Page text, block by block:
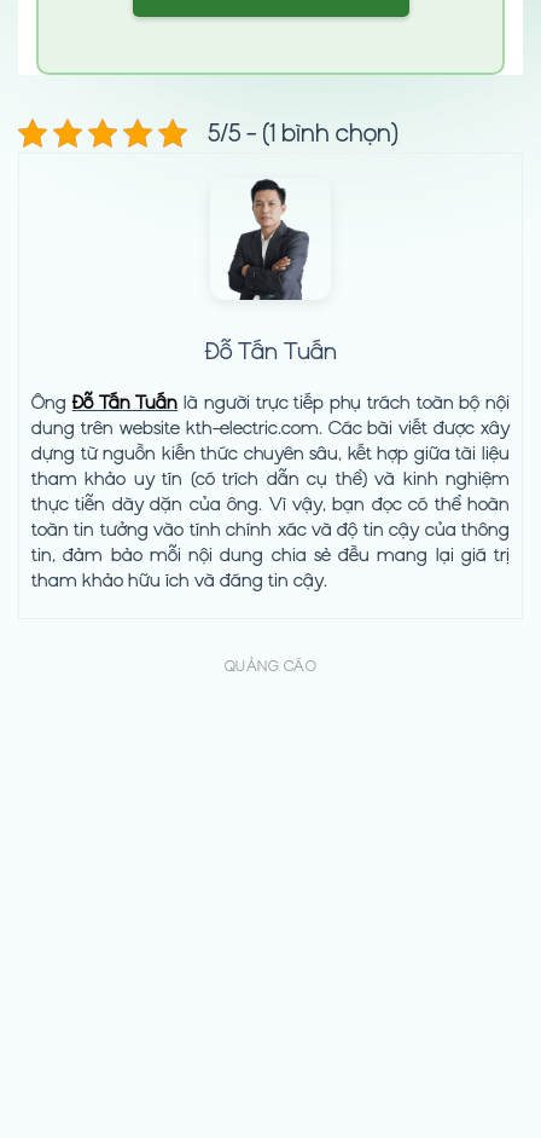
5/5 - (1 bình chọn)
Đỗ Tấn Tuấn
ÔngĐỗ Tấn Tuấn là người trực tiếp phụ trách toàn bộ nội
dung trên website kth-electric.com. Các bài viết được xây
dựng từ nguồn kiến thức chuyên sâu, kết hợp giữa tài liệu
tham khảo uy tín (có trích dẫn cụ thể) và kinh nghiệm
thực tiễn dày dặn của ông. Vì vậy, bạn đọc có thể hoàn
toàn tin tưởng vào tính chính xác và độ tin cậy của thông
tin, đảm bảo mỗi nội dung chia sẻ đều mang lại giá trị
tham khảo hữu ích và đáng tin cậy.
QUẢNG CÁO